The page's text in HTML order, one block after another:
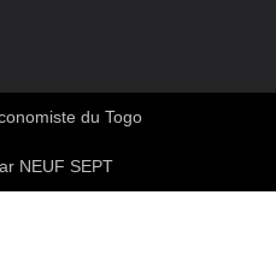
du Togo
NEUF SEPT